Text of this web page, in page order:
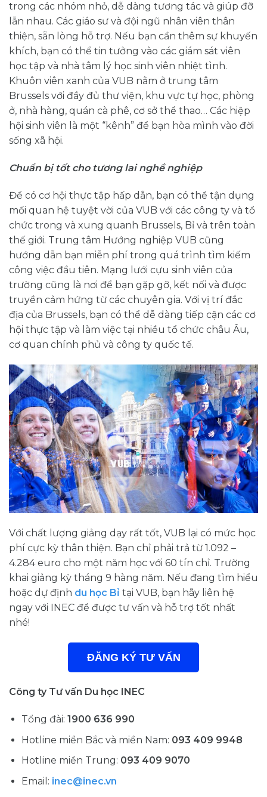
trong các nhóm nhỏ, dễ dàng tương tác và giúp đỡ
lẫn nhau. Các giáo sư và đội ngũ nhân viên thân
thiện, sẵn lòng hỗ trợ. Nếu bạn cần thêm sự khuyến
khích, bạn có thể tin tưởng vào các giám sát viên
học tập và nhà tâm lý học sinh viên nhiệt tình.
Khuôn viên xanh của VUB nằm ở trung tâm
Brussels với đầy đủ thư viện, khu vực tự học, phòng
ở, nhà hàng, quán cà phê, cơ sở thể thao… Các hiệp
hội sinh viên là một “kênh” để bạn hòa mình vào đời
sống xã hội.
Chuẩn bị tốt cho tương lai nghề nghiệp
Để có cơ hội thực tập hấp dẫn, bạn có thể tận dụng
mối quan hệ tuyệt vời của VUB với các công ty và tổ
chức trong và xung quanh Brussels, Bỉ và trên toàn
thế giới. Trung tâm Hướng nghiệp VUB cũng
hướng dẫn bạn miễn phí trong quá trình tìm kiếm
công việc đầu tiên. Mạng lưới cựu sinh viên của
trường cũng là nơi để bạn gặp gỡ, kết nối và được
truyền cảm hứng từ các chuyên gia. Với vị trí đắc
địa của Brussels, bạn có thể dễ dàng tiếp cận các cơ
hội thực tập và làm việc tại nhiều tổ chức châu Âu,
cơ quan chính phủ và công ty quốc tế.
Với chất lượng giảng dạy rất tốt, VUB lại có mức học
phí cực kỳ thân thiện. Bạn chỉ phải trả từ 1.092 –
4.284 euro cho một năm học với 60 tín chỉ. Trường
khai giảng kỳ tháng 9 hàng năm. Nếu đang tìm hiểu
hoặc dự định du học Bỉ tại VUB, bạn hãy liên hệ
ngay với INEC để được tư vấn và hỗ trợ tốt nhất
nhé!
ĐĂNG KÝ TƯ VẤN
Công ty Tư vấn Du học INEC
Tổng đài: 1900 636 990
Hotline miền Bắc và miền Nam: 093 409 9948
Hotline miền Trung: 093 409 9070
Email: inec@inec.vn